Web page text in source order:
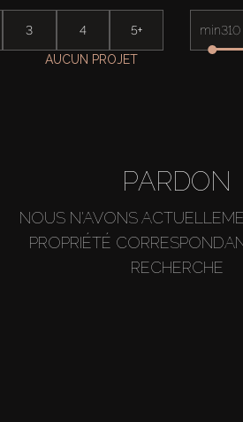
3 4 5+ min
AUCUN PROJET
PARDON
NOUS N'AVONS
PROPRIÉTÉ
RECHERCHE